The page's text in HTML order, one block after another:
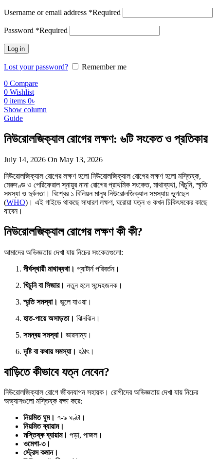
Username or email address *Required
Password *Required
Log in
Lost your password?
Remember me
0 Compare
0 Wishlist
0 items 0৳
Show column
Guide
নিউরোলজিক্যাল রোগের লক্ষণ: ৬টি সংকেত ও প্রতিকার
July 14, 2026 On May 13, 2026
নিউরোলজিক্যাল রোগের লক্ষণ হলো নিউরোলজিক্যাল রোগের লক্ষণ হলো মস্তিষ্ক,
মেরুদণ্ড ও পেরিফেরাল স্নায়ুর নানা রোগের প্রাথমিক সংকেত, মাথাব্যথা, খিঁচুনি, স্মৃতি
সমস্যা ও দুর্বলতা। বিশ্বের ১ বিলিয়ন মানুষ নিউরোলজিক্যাল সমস্যায় ভুগছেন
(WHO)। এই গাইডে থাকছে সাধারণ লক্ষণ, ঘরোয়া যত্ন ও কখন চিকিৎসকের কাছে
যাবেন।
নিউরোলজিক্যাল রোগের লক্ষণ কী কী?
আমাদের অভিজ্ঞতায় দেখা যায় নিচের সংকেতগুলো:
দীর্ঘস্থায়ী মাথাব্যথা। প্যাটার্ন পরিবর্তন।
খিঁচুনি বা সিজার। নতুন হলে সন্দেহজনক।
স্মৃতি সমস্যা। ভুলে যাওয়া।
হাত-পায়ে অসাড়তা। ঝিনঝিন।
সমন্বয় সমস্যা। ভারসাম্য।
দৃষ্টি বা কথায় সমস্যা। হঠাৎ।
বাড়িতে কীভাবে যত্ন নেবেন?
নিউরোলজিক্যাল রোগে জীবনযাপন সহায়ক। রোগীদের অভিজ্ঞতায় দেখা যায় নিচের
অভ্যাসগুলো মস্তিষ্ক রক্ষা করে:
নিয়মিত ঘুম। ৭-৯ ঘণ্টা।
নিয়মিত ব্যায়াম।
মস্তিষ্ক ব্যায়াম। পড়া, পাজল।
ওমেগা-৩।
স্ট্রেস কমান।